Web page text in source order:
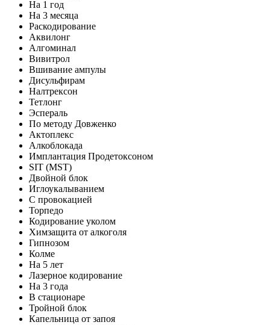
На 1 год
На 3 месяца
Раскодирование
Аквилонг
Алгоминал
Вивитрол
Вшивание ампулы
Дисульфирам
Налтрексон
Тетлонг
Эспераль
По методу Довженко
Актоплекс
Алкоблокада
Имплантация Продетоксоном
SIT (MST)
Двойной блок
Иглоукалыванием
С провокацией
Торпедо
Кодирование уколом
Химзащита от алкоголя
Гипнозом
Колме
На 5 лет
Лазерное кодирование
На 3 года
В стационаре
Тройной блок
Капельница от запоя